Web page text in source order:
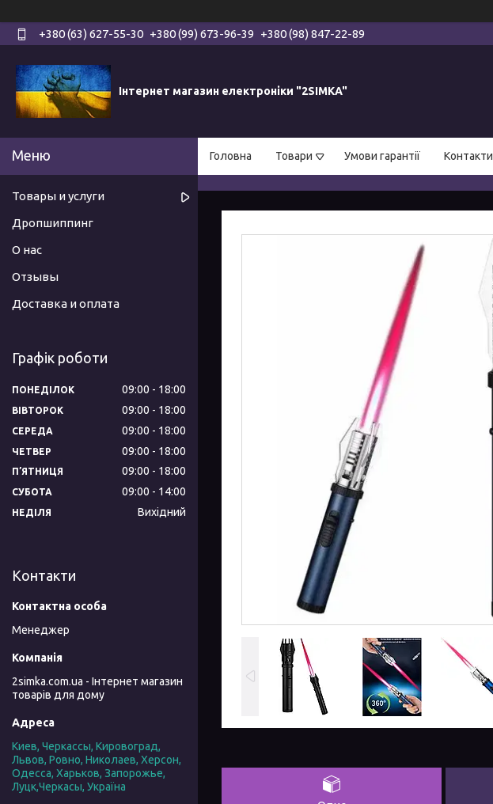
+380 (63) 627-55-30 +380 (99) 673-96-39 +380 (98) 847-22-89
Інтернет магазин електроніки "2SIMKA"
Головна Товари Умови гарантії Контакти
Товары и услуги
Дропшиппинг
О нас
Отзывы
Доставка и оплата
Графік роботи
ПОНЕДІЛОК 09:00 18:00
ВІВТОРОК 09:00 18:00
СЕРЕДА 09:00 18:00
ЧЕТВЕР 09:00 18:00
ПʼЯТНИЦЯ 09:00 18:00
СУБОТА 09:00 14:00
НЕДІЛЯ Вихідний
Контакти
Менеджер
2simka.com.ua - Інтернет магазин
товарів для дому
Киев, Черкассы, Кировоград,
Львов, Ровно, Николаев, Херсон,
Одесса, Харьков, Запорожье,
Луцк,Черкасы, Україна